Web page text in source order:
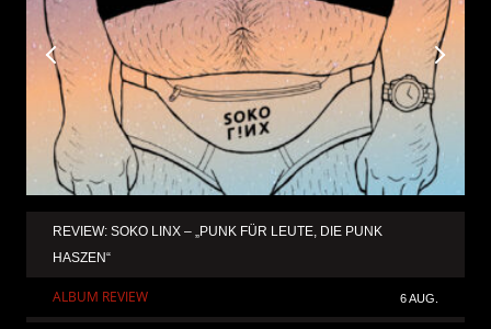
REVIEW: SOKO LINX – „PUNK FÜR LEUTE, DIE PUNK
HASZEN“
ALBUM REVIEW 6 AUG.